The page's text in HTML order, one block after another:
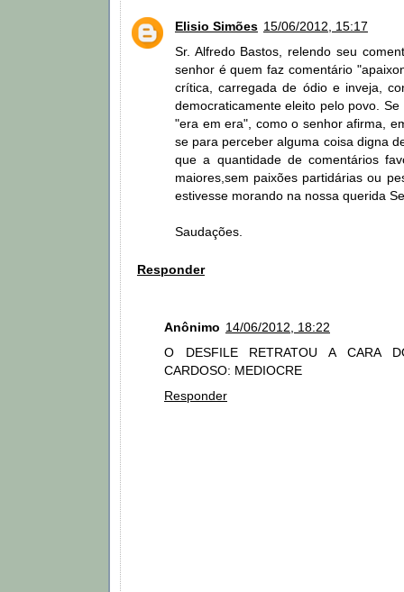
Elisio Simões 15/06/2012, 15:17
Sr. Alfredo Bastos, relendo seu
senhor é quem faz comentário
crítica, carregada de ódio e inveja,
democraticamente eleito pelo povo.
"era em era", como o senhor afirma,
se para perceber alguma coisa digna
que a quantidade de comentários
maiores,sem paixões partidárias ou
estivesse morando na nossa querida
Saudações.
Responder
Anônimo 14/06/2012, 18:22
O DESFILE RETRATOU A CARA
CARDOSO: MEDIOCRE
Responder